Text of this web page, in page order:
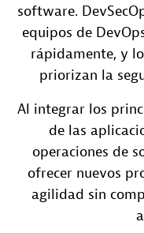
software.
equipos de
rápidamente, y
priorizan la
Al integrar los
de las
operaciones de
ofrecer nuevos
agilidad sin